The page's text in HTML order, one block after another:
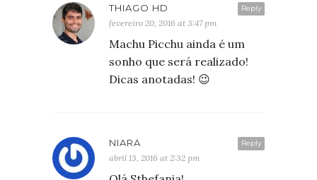
Reply
THIAGO HD
fevereiro 20, 2016 at 3:47 pm
Machu Picchu ainda é um
sonho que será realizado!
Dicas anotadas! 😉
Reply
NIARA
abril 13, 2016 at 2:32 pm